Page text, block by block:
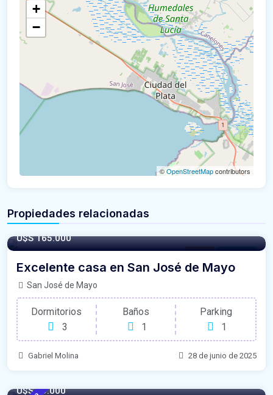
+
−
©OpenStreetMapcontributors
Propiedades relacionadas
Casas For Venta
180/m²- Sqft
U$S 165.000
Excelente casa en San José de Mayo
San José de Mayo
Dormitorios
3
Baños
1
Parking
1
Gabriel Molina 28 de junio de 2025
U$S 79.000